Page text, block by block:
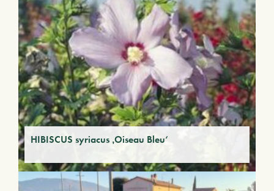
HIBISCUS syriacus ‚Oiseau Bleu‘